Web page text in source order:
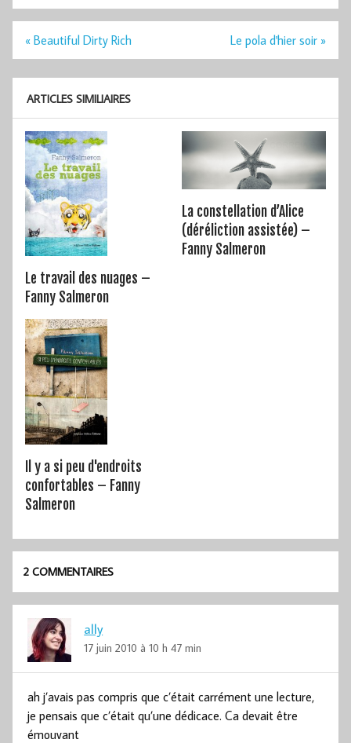
Navigation
« Beautiful Dirty Rich Le pola d'hier soir »
ARTICLES SIMILIAIRES
Le travail des nuages –
Fanny Salmeron
La constellation d’Alice
(déréliction assistée) –
Fanny Salmeron
Il y a si peu d'endroits
confortables – Fanny
Salmeron
2 COMMENTAIRES
ally
17 juin 2010 à 10 h 47 min
ah j’avais pas compris que c’était carrément une lecture,
je pensais que c’était qu’une dédicace. Ca devait être
émouvant